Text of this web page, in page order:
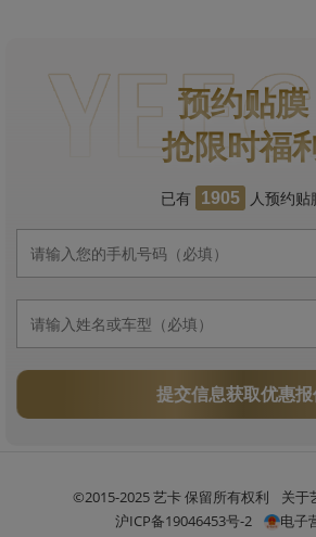
预约贴膜
抢限时福
已有 1905 人预约贴
提交信息获取优惠
©2015-2025 艺卡 保留所有权利 关于
沪ICP备19046453号-2
电子